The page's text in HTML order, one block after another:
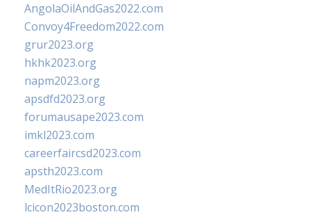
AngolaOilAndGas2022.com
Convoy4Freedom2022.com
grur2023.org
hkhk2023.org
napm2023.org
apsdfd2023.org
forumausape2023.com
imkl2023.com
careerfaircsd2023.com
apsth2023.com
MedItRio2023.org
lcicon2023boston.com